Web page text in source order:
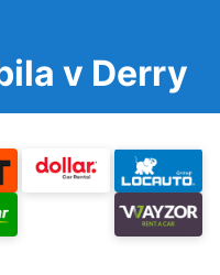
v Derry